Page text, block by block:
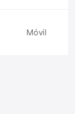
Móvil